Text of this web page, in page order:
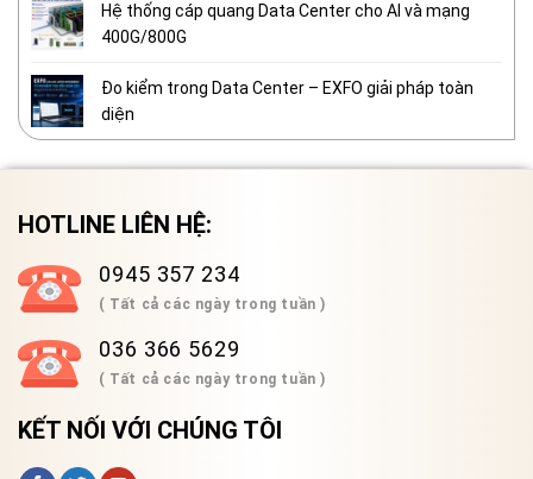
Hệ thống cáp quang Data Center cho AI và mạng
400G/800G
Đo kiểm trong Data Center – EXFO giải pháp toàn
diện
HOTLINE LIÊN HỆ:
0945 357 234
( Tất cả các ngày trong tuần )
036 366 5629
( Tất cả các ngày trong tuần )
KẾT NỐI VỚI CHÚNG TÔI